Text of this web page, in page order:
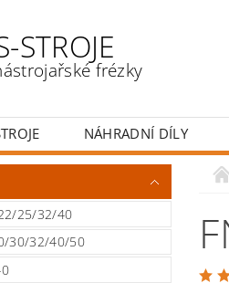
STROJE
frézky
NÁHRADNÍ DÍLY
25/32/40
30/32/40/50